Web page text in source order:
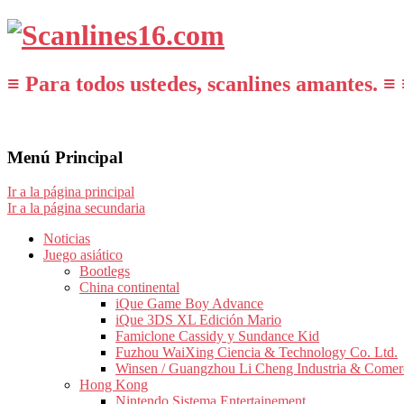
≡ Para todos ustedes, scanlines amantes.
Menú Principal
Ir a la página principal
Ir a la página secundaria
Noticias
Juego asiático
Bootlegs
China continental
iQue Game Boy Advance
iQue 3DS XL Edición Mario
Famiclone Cassidy y Sundance Kid
Fuzhou WaiXing Ciencia & Technology Co. Ltd.
Winsen / Guangzhou Li Cheng Industria &
Hong Kong